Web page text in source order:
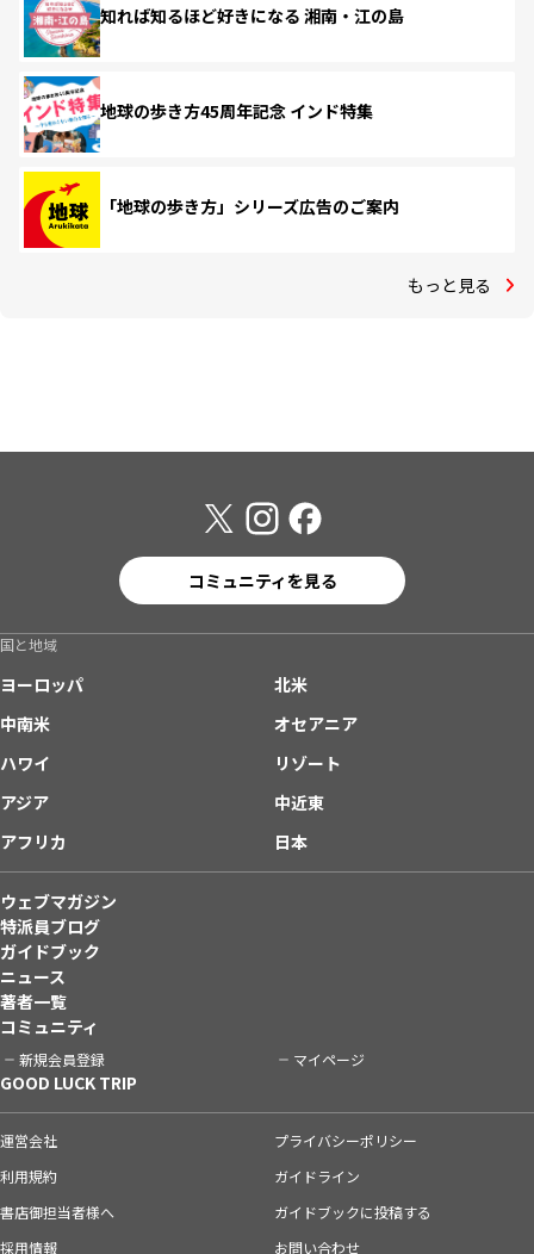
知れば知るほど好きになる 湘南・江の島
地球の歩き方45周年記念 インド特集
「地球の歩き方」シリーズ広告のご案内
もっと見る
コミュニティを見る
国と地域
ヨーロッパ
北米
中南米
オセアニア
ハワイ
リゾート
アジア
中近東
アフリカ
日本
ウェブマガジン
特派員ブログ
ガイドブック
ニュース
著者一覧
コミュニティ
新規会員登録 マイページ
GOOD LUCK TRIP
運営会社
プライバシーポリシー
利用規約
ガイドライン
書店御担当者様へ
ガイドブックに投稿する
採用情報
お問い合わせ